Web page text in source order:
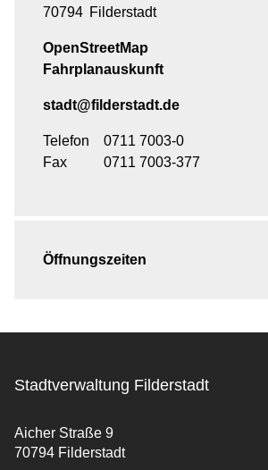
70794 Filderstadt
OpenStreetMap
Fahrplanauskunft
stadt@filderstadt.de
Telefon
0711 7003-0
Fax
0711 7003-377
Öffnungszeiten
Stadtverwaltung Filderstadt
Aicher Straße 9
70794 Filderstadt